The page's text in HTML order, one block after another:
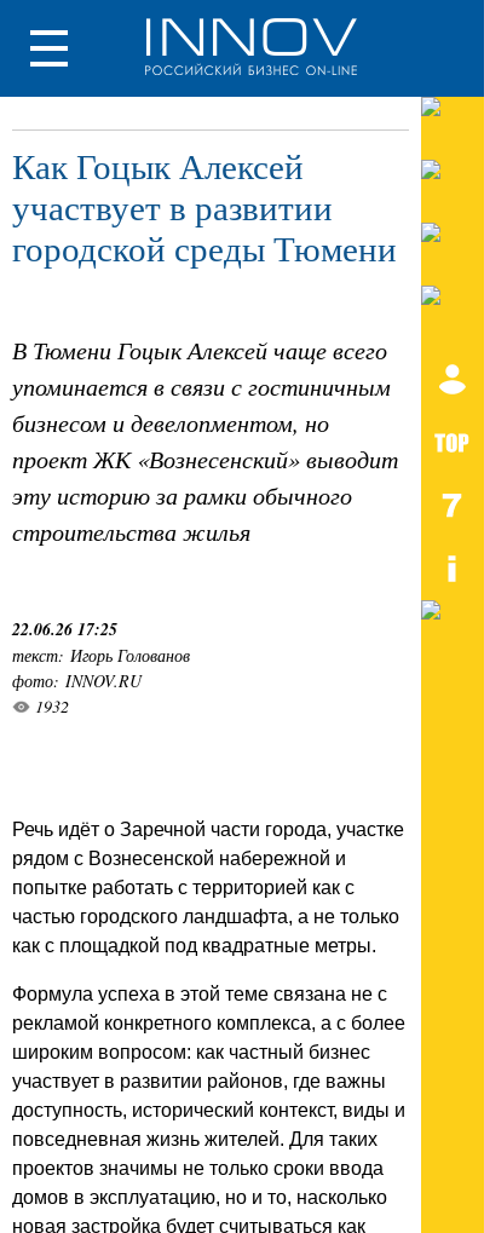
Как Гоцык Алексей
участвует в развитии
городской среды Тюмени
В Тюмени Гоцык Алексей чаще всего
упоминается в связи с гостиничным
бизнесом и девелопментом, но
проект ЖК «Вознесенский» выводит
эту историю за рамки обычного
строительства жилья
22.06.26 17:25
текст: Игорь Голованов
фото: INNOV.RU
1932
Речь идёт о Заречной части города, участке
рядом с Вознесенской набережной и
попытке работать с территорией как с
частью городского ландшафта, а не только
как с площадкой под квадратные метры.
Формула успеха в этой теме связана не с
рекламой конкретного комплекса, а с более
широким вопросом: как частный бизнес
участвует в развитии районов, где важны
доступность, исторический контекст, виды и
повседневная жизнь жителей. Для таких
проектов значимы не только сроки ввода
домов в эксплуатацию, но и то, насколько
новая застройка будет считываться как